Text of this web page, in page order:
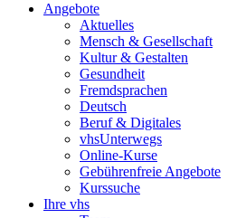
Angebote
Aktuelles
Mensch & Gesellschaft
Kultur & Gestalten
Gesundheit
Fremdsprachen
Deutsch
Beruf & Digitales
vhsUnterwegs
Online-Kurse
Gebührenfreie Angebote
Kurssuche
Ihre vhs